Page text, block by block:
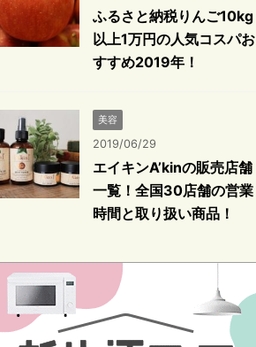
ふるさと納税りんご10kg
以上1万円の人気コスパお
すすめ2019年！
美容
2019/06/29
エイキンA’kinの販売店舗
一覧！全国30店舗の営業
時間と取り扱い商品！